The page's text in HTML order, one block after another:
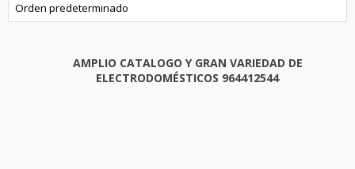
AMPLIO CATALOGO Y GRAN VARIEDAD DE
ELECTRODOMÉSTICOS 964412544